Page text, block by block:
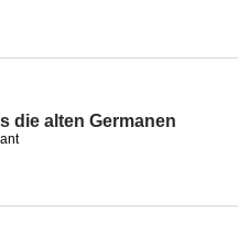
die alten Germanen